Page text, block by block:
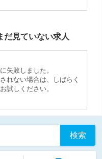
だ見ていない求人
失敗しました。
れない場合は、しばらく
試しください。
検索